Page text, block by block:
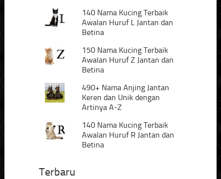
140 Nama Kucing Terbaik
Awalan Huruf L Jantan dan
Betina
150 Nama Kucing Terbaik
Awalan Huruf Z Jantan dan
Betina
490+ Nama Anjing Jantan
Keren dan Unik dengan
Artinya A-Z
140 Nama Kucing Terbaik
Awalan Huruf R Jantan dan
Betina
Terbaru